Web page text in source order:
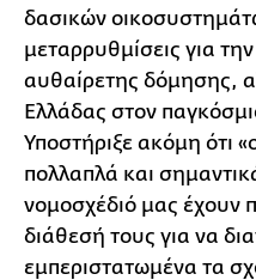
δασικών
μεταρρυθμίσεις για
αυθαίρετης δόμησης,
Ελλάδας στον
Υποστήριξε ακόμη ότι
πολλαπλά και
νομοσχέδιό μας έχουν
διάθεσή τους για να
εμπεριστατωμένα τα